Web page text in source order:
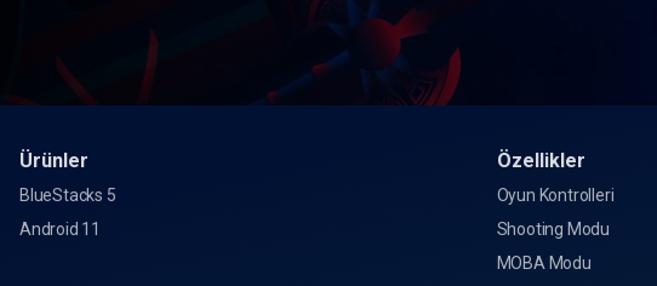
Ürünler
BlueStacks 5
Android 11
Özellikler
Oyun Kontrolleri
Shooting Modu
MOBA Modu